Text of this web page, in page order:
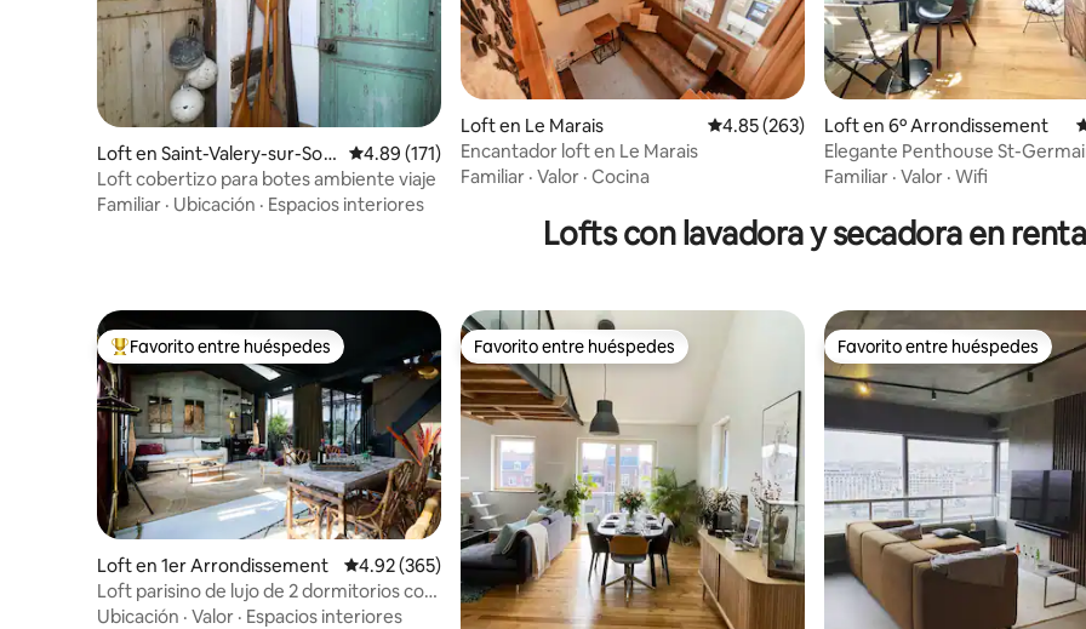
Loft en Saint-Valery-sur-So
mme
Calificación promedio: 4.89 de 5; 171 evaluaciones
4.89 (171)
Loft cobertizo para botes ambiente viaje
Familiar · Ubicación · Espacios interiores
Loft en Le Marais Calificación promedio: 4.85 de 5; 263
4.85 (263)
Encantador loft en Le Marais
Familiar · Valor · Cocina
Loft en 6º Arrondissement
Elegante Penthouse St-
Dame AC-WIFI
Familiar · Valor · Wifi
Lofts con lavadora y secadora en renta
De los mejores en Favorito entre huéspedes
Favorito entre huéspedes
Loft en 1er Arrondissement Calificación promedio: 4.92 de 5; 365 evaluaciones
4.92 (365)
Loft parisino de lujo de 2 dormitorios con
terraza privada - Louvre
Ubicación · Valor · Espacios interiores
Favorito entre huéspedes
Favorito entre huéspedes Favorito entre huéspedes
Favorito entre huéspedes